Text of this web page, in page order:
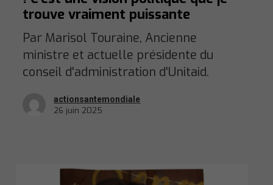
trouve vraiment puissante
Par Marisol Touraine, Ancienne
ministre et actuelle présidente du
conseil d'administration d'Unitaid.
actionsantemondiale
26 juin 2025